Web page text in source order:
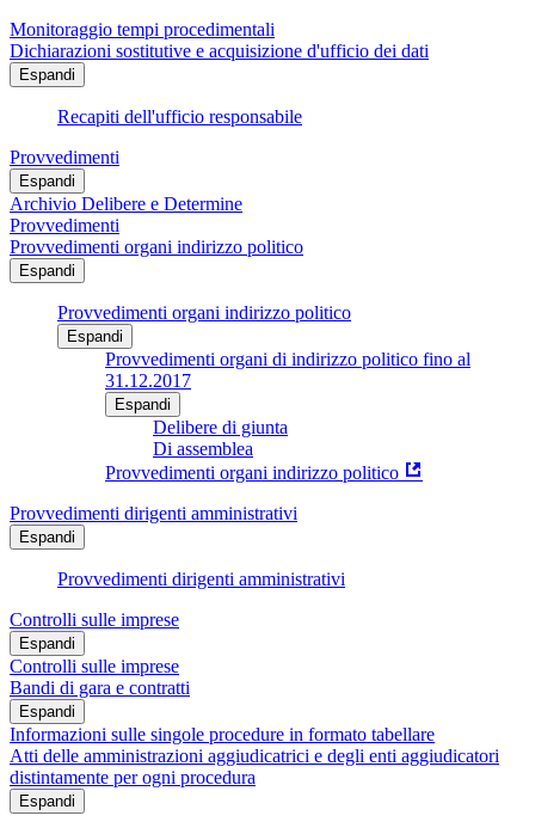
Monitoraggio tempi procedimentali
Dichiarazioni sostitutive e acquisizione d'ufficio dei dati
Espandi
Recapiti dell'ufficio responsabile
Provvedimenti
Espandi
Archivio Delibere e Determine
Provvedimenti
Provvedimenti organi indirizzo politico
Espandi
Provvedimenti organi indirizzo politico
Espandi
Provvedimenti organi di indirizzo politico fino al
31.12.2017
Espandi
Delibere di giunta
Di assemblea
Provvedimenti organi indirizzo politico
Provvedimenti dirigenti amministrativi
Espandi
Provvedimenti dirigenti amministrativi
Controlli sulle imprese
Espandi
Controlli sulle imprese
Bandi di gara e contratti
Espandi
Informazioni sulle singole procedure in formato tabellare
Atti delle amministrazioni aggiudicatrici e degli enti aggiudicatori
distintamente per ogni procedura
Espandi